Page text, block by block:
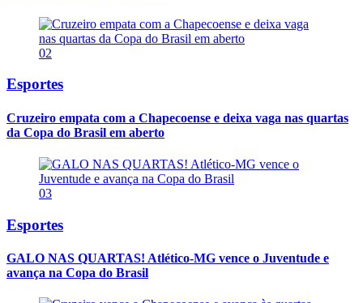
02
Esportes
Cruzeiro empata com a Chapecoense e deixa vaga nas quartas
da Copa do Brasil em aberto
03
Esportes
GALO NAS QUARTAS! Atlético-MG vence o Juventude e
avança na Copa do Brasil